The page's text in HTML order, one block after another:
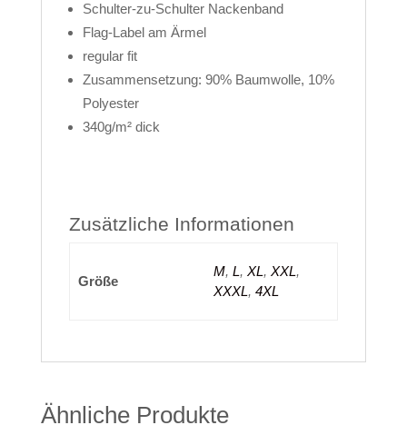
Schulter-zu-Schulter Nackenband
Flag-Label am Ärmel
regular fit
Zusammensetzung: 90% Baumwolle, 10%
Polyester
340g/m² dick
Zusätzliche Informationen
Größe
M, L, XL, XXL,
XXXL, 4XL
Ähnliche Produkte